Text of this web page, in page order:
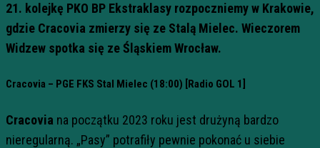
21. kolejkę PKO BP Ekstraklasy rozpoczniemy w Krakowie,
gdzie Cracovia zmierzy się ze Stalą Mielec. Wieczorem
Widzew spotka się ze Śląskiem Wrocław.
Cracovia – PGE FKS Stal Mielec (18:00) [Radio GOL 1]
Cracovia na początku 2023 roku jest drużyną bardzo
nieregularną. „Pasy” potrafiły pewnie pokonać u siebie